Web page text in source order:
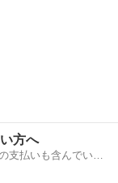
方へ
支払いも含んでいる